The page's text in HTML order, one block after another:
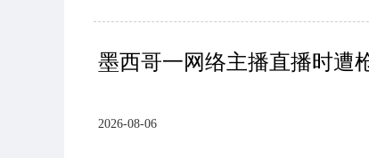
墨西哥一网络主播直播时遭
2026-08-06